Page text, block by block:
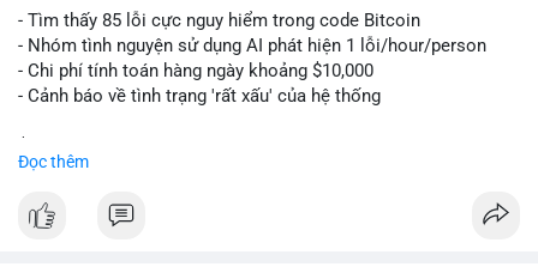
📰 Nguồn: Cointelegraph
- Tìm thấy 85 lỗi cực nguy hiểm trong code Bitcoin
- Nhóm tình nguyện sử dụng AI phát hiện 1 lỗi/hour/person
- Chi phí tính toán hàng ngày khoảng $10,000
- Cảnh báo về tình trạng 'rất xấu' của hệ thống
Đọc thêm